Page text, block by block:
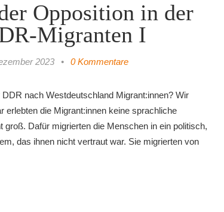
Opposition in der
Migranten I
2023 • 0 Kommentare
nach Westdeutschland Migrant:innen? Wir
erlebten die Migrant:innen keine sprachliche
Dafür migrierten die Menschen in ein politisch,
das ihnen nicht vertraut war. Sie migrierten von